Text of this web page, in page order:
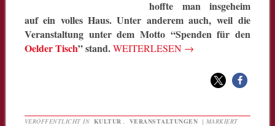
hoffte man insgeheim
auf ein volles Haus. Unter anderem auch, weil die
Veranstaltung unter dem Motto “Spenden für den
Oelder Tisch” stand.WEITERLESEN →
VERÖFFENTLICHT IN KULTUR VERANSTALTUNGEN | MARKIERT